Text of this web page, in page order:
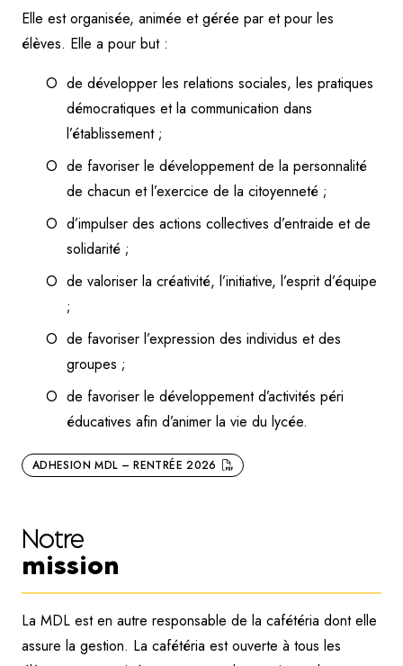
Elle est organisée, animée et gérée par et pour les
élèves. Elle a pour but :
de développer les relations sociales, les pratiques
démocratiques et la communication dans
l’établissement ;
de favoriser le développement de la personnalité
de chacun et l’exercice de la citoyenneté ;
d’impulser des actions collectives d’entraide et de
solidarité ;
de valoriser la créativité, l’initiative, l’esprit d’équipe
;
de favoriser l’expression des individus et des
groupes ;
de favoriser le développement d’activités péri
éducatives afin d’animer la vie du lycée.
ADHESION MDL – RENTRÉE 2026
Notre
mission
La MDL est en autre responsable de la cafétéria dont elle
assure la gestion. La cafétéria est ouverte à tous les